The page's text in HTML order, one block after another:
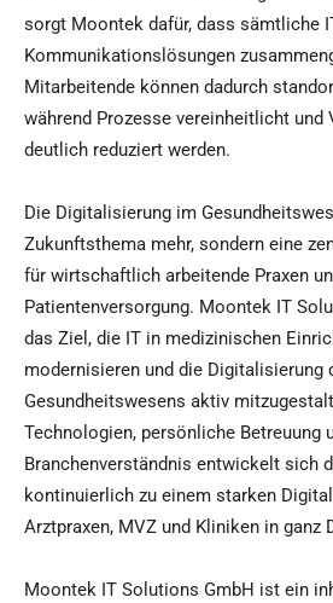
sorgt Moontek dafür, dass sämtliche
Kommunikationslösungen
Mitarbeitende können dadurch
während Prozesse vereinheitlicht und
deutlich reduziert werden.
Die Digitalisierung im
Zukunftsthema mehr, sondern eine
für wirtschaftlich arbeitende Praxen
Patientenversorgung. Moontek IT
das Ziel, die IT in medizinischen
modernisieren und die Digitalisierung
Gesundheitswesens aktiv
Technologien, persönliche Betreuung
Branchenverständnis entwickelt sich
kontinuierlich zu einem starken
Arztpraxen, MVZ und Kliniken in ganz
Moontek IT Solutions GmbH ist ein